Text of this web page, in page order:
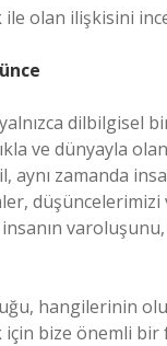
olan ilişkisini
dilbilgisel
ve dünyayla
aynı zamanda
düşüncelerimizi
hangilerinin
bize önemli bir